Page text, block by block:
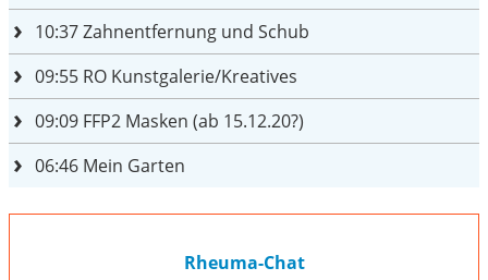
10:37Zahnentfernung und Schub
09:55 RO Kunstgalerie/Kreatives
09:09 FFP2 Masken (ab 15.12.20?)
06:46 Mein Garten
Rheuma-Chat